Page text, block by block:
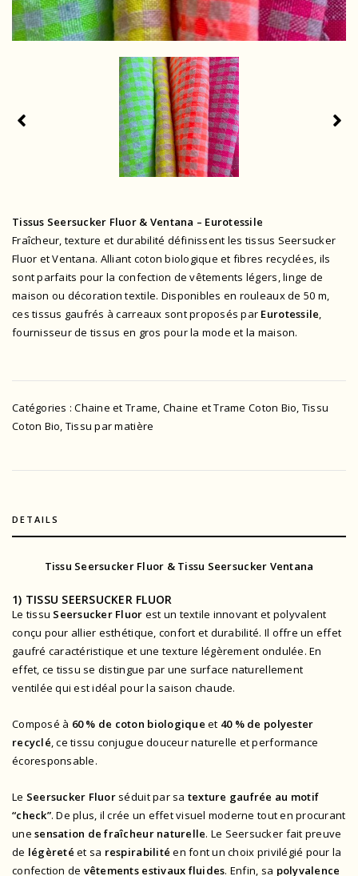
Tissus Seersucker Fluor & Ventana – Eurotessile
Fraîcheur, texture et durabilité définissent les tissus Seersucker
Fluor et Ventana. Alliant coton biologique et fibres recyclées, ils
sont parfaits pour la confection de vêtements légers, linge de
maison ou décoration textile. Disponibles en rouleaux de 50 m,
ces tissus gaufrés à carreaux sont proposés par Eurotessile
fournisseur de tissus en gros pour la mode et la maison.
Catégories :Chaine et Trame Chaine et Trame Coton Bio Tissu
Coton Bio Tissu par matière
DETAILS
Tissu Seersucker Fluor & Tissu Seersucker Ventana
1) TISSU SEERSUCKER FLUOR
Le tissu Seersucker Fluor est un textile innovant et polyvalent
conçu pour allier esthétique, confort et durabilité. Il offre un effet
gaufré caractéristique et une texture légèrement ondulée. En
effet, ce tissu se distingue par une surface naturellement
ventilée qui est idéal pour la saison chaude.
Composé à 60 % de coton biologique et 40 % de polyester
recyclé, ce tissu conjugue douceur naturelle et performance
écoresponsable.
Le Seersucker Fluorséduit par sa texture gaufrée au motif
“check”. De plus, il crée un effet visuel moderne tout en procurant
unesensation de fraîcheur naturelle. Le Seersucker fait preuve
de légèreté et sa respirabilité en font un choix privilégié pour la
confection de vêtements estivaux fluides. Enfin, sa polyvalence